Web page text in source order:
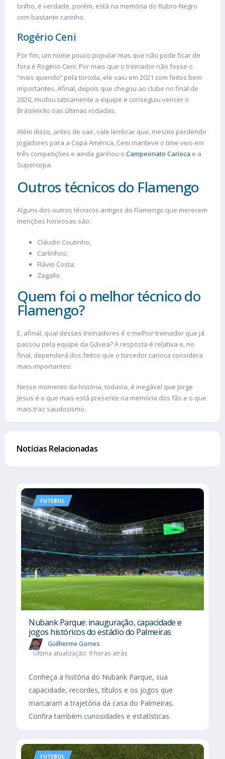
brilho, é verdade, porém, está na memória do Rubro-Negro
com bastante carinho.
Rogério Ceni
Por fim, um nome pouco popular mas que não pode ficar de
fora é Rogério Ceni. Por mais que o treinador não fosse o
“mais querido” pela torcida, ele saiu em 2021 com feitos bem
importantes. Afinal, depois que chegou ao clube no final de
2020, mudou taticamente a equipe e conseguiu vencer o
Brasileirão nas últimas rodadas.
Além disso, antes de sair, vale lembrar que, mesmo perdendo
jogadores para a Copa América, Ceni manteve o time vivo em
três competições e ainda ganhou o Campeonato Carioca e a
Supercopa.
Outros técnicos do Flamengo
Alguns dos outros técnicos antigos do Flamengo que merecem
menções honrosas são:
Cláudio Coutinho;
Carlinhos;
Flávio Costa;
Zagallo.
Quem foi o melhor técnico do
Flamengo?
E, afinal, qual desses treinadores é o melhor treinador que já
passou pela equipe da Gávea? A resposta é relativa e, no
final, dependerá dos feitos que o torcedor carioca considera
mais importantes.
Nesse momento da história, todavia, é inegável que Jorge
Jesus é o que mais está presente na memória dos fãs e o que
mais traz saudosismo.
Notícias Relacionadas
FUTEBOL
Nubank Parque: inauguração, capacidade e
jogos históricos do estádio do Palmeiras
Guilherme Gomes
Última atualização: 9 horas atrás
Conheça a história do Nubank Parque, sua
capacidade, recordes, títulos e os jogos que
marcaram a trajetória da casa do Palmeiras.
Confira também curiosidades e estatísticas.
FUTEBOL